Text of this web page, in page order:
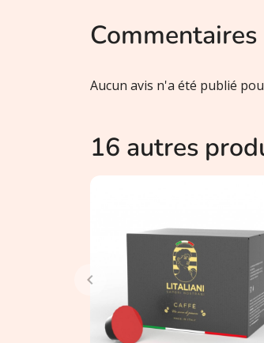
Commentaires
Aucun avis n'a été publié
16 autres